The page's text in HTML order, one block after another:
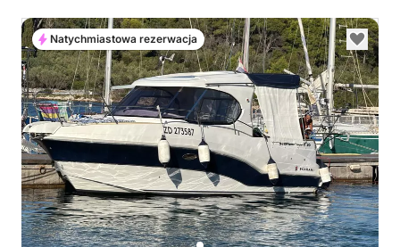
Natychmiastowa rezerwacja